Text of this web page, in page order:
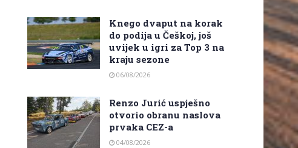
Knego dvaput na korak
do podija u Češkoj, još
uvijek u igri za Top 3 na
kraju sezone
06/08/2026
Renzo Jurić uspješno
otvorio obranu naslova
prvaka CEZ-a
04/08/2026